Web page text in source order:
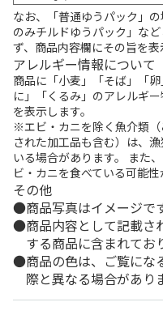
なお、「普通ゆうパック」
のみチルドゆうパック」な
ず、商品内容欄にその旨を表
アレルギー情報について
商品に「小麦」「そば」「
に」「くるみ」のアレルギ
を表示します。
※エビ・カニを除く魚介類
された加工品も含む）は、
いる場合があります。 また
ビ・カニを食べている可能性
その他
商品写真はイメージで
商品内容として記載さ
する商品に含まれてお
商品の色は、ご覧にな
際と異なる場合があり